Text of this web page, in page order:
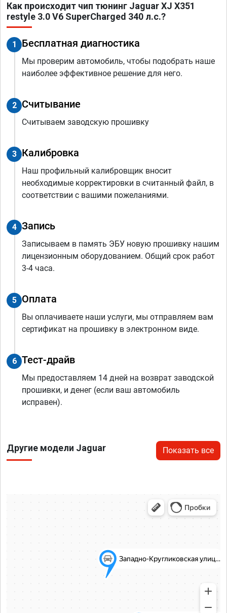
Как происходит чип тюнинг Jaguar XJ X351
restyle 3.0 V6 SuperCharged 340 л.с.?
1 Бесплатная диагностика
Мы проверим автомобиль, чтобы подобрать наше
наиболее эффективное решение для него.
2 Считывание
Считываем заводскую прошивку
3 Калибровка
Наш профильный калибровщик вносит
необходимые корректировки в считанный файл, в
соответствии с вашими пожеланиями.
4 Запись
Записываем в память ЭБУ новую прошивку нашим
лицензионным оборудованием. Общий срок работ
3-4 часа.
5 Оплата
Вы оплачиваете наши услуги, мы отправляем вам
сертификат на прошивку в электронном виде.
6 Тест-драйв
Мы предоставляем 14 дней на возврат заводской
прошивки, и денег (если ваш автомобиль
исправен).
Другие модели Jaguar Показать все